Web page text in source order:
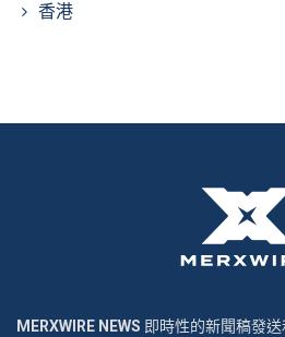
香港
MERXWIRE NEWS 即時性的新聞稿發